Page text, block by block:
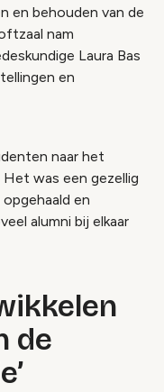
en behouden van de
nam
Laura Bas
en
naar het
was een gezellig
en
alumni bij elkaar
de